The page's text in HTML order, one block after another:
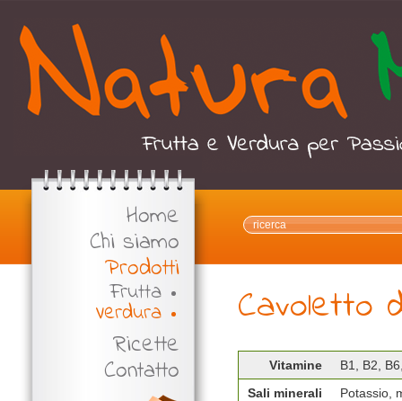
Home
Chi siamo
Prodotti
Frutta
Verdura
Ricette
Contatto
Cavoletto
Vitamine
B1, B2,
Sali minerali
Potassio,